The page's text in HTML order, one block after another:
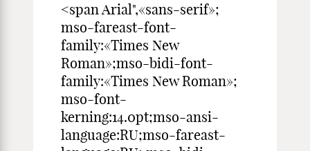
<span Arial",«sans-serif»;
mso-fareast-font-
family:«Times New
Roman»;mso-bidi-font-
family:«Times New Roman»;
mso-font-
kerning:14.0pt;mso-ansi-
language:RU;mso-fareast-